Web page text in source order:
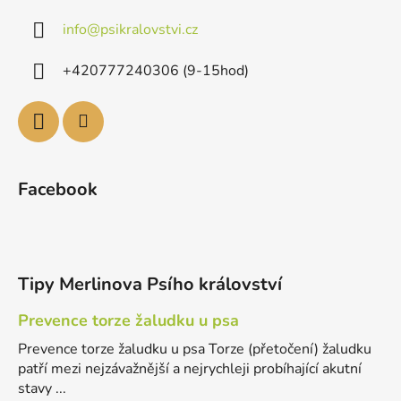
info@psikralovstvi.cz
+420777240306 (9-15hod)
Facebook
Tipy Merlinova Psího království
Prevence torze žaludku u psa
Prevence torze žaludku u psa Torze (přetočení) žaludku
patří mezi nejzávažnější a nejrychleji probíhající akutní
stavy ...